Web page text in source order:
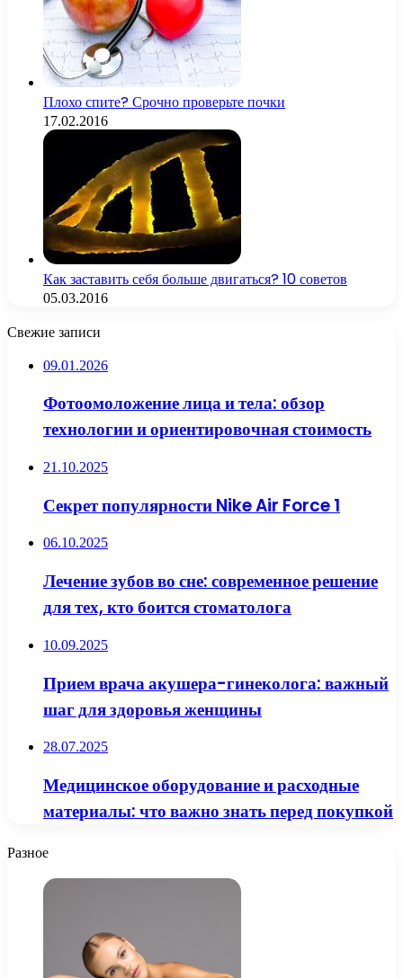
Плохо спите? Срочно проверьте почки
17.02.2016
Как заставить себя больше двигаться? 10 советов
05.03.2016
Свежие записи
09.01.2026
Фотоомоложение лица и тела: обзор
технологии и ориентировочная стоимость
21.10.2025
Секрет популярности Nike Air Force 1
06.10.2025
Лечение зубов во сне: современное решение
для тех, кто боится стоматолога
10.09.2025
Прием врача акушера-гинеколога: важный
шаг для здоровья женщины
28.07.2025
Медицинское оборудование и расходные
материалы: что важно знать перед покупкой
Разное